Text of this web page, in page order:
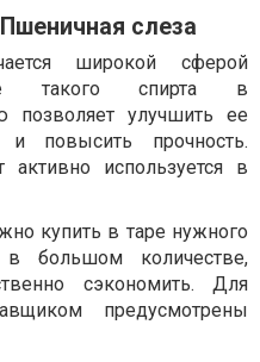
слеза
широкой сферой
такого спирта в
позволяет улучшить ее
и повысить прочность.
активно используется в
купить в таре нужного
большом количестве,
сэкономить. Для
предусмотрены